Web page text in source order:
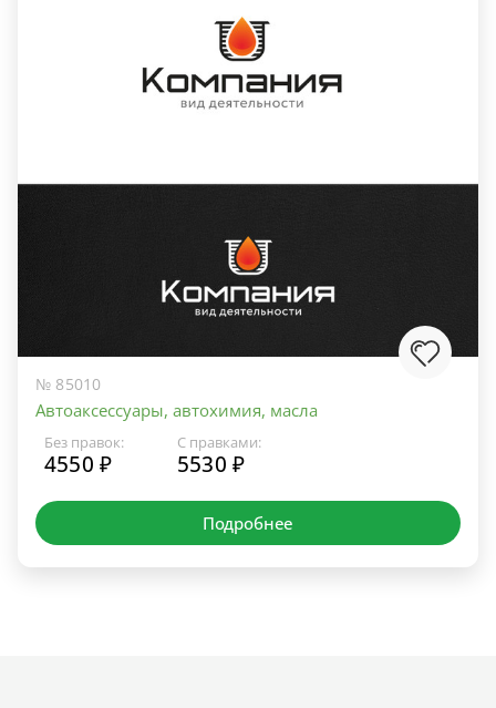
№ 85010
Автоаксессуары, автохимия, масла
Без правок:
4550 ₽
С правками:
5530 ₽
Подробнее